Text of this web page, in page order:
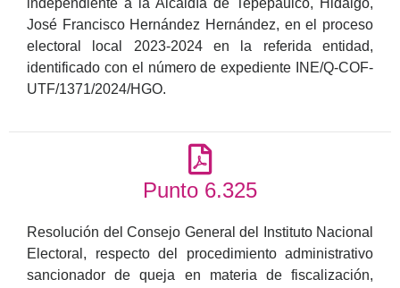
independiente a la Alcaldía de Tepepaulco, Hidalgo,
José Francisco Hernández Hernández, en el proceso
electoral local 2023-2024 en la referida entidad,
identificado con el número de expediente INE/Q-COF-
UTF/1371/2024/HGO.
Punto 6.325
Resolución del Consejo General del Instituto Nacional
Electoral, respecto del procedimiento administrativo
sancionador de queja en materia de fiscalización,